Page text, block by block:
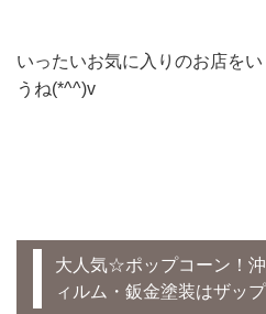
いったいお気に入りのお店を
うね(*^^)v
大人気☆ポップコーン！
ィルム・鈑金塗装はザッ